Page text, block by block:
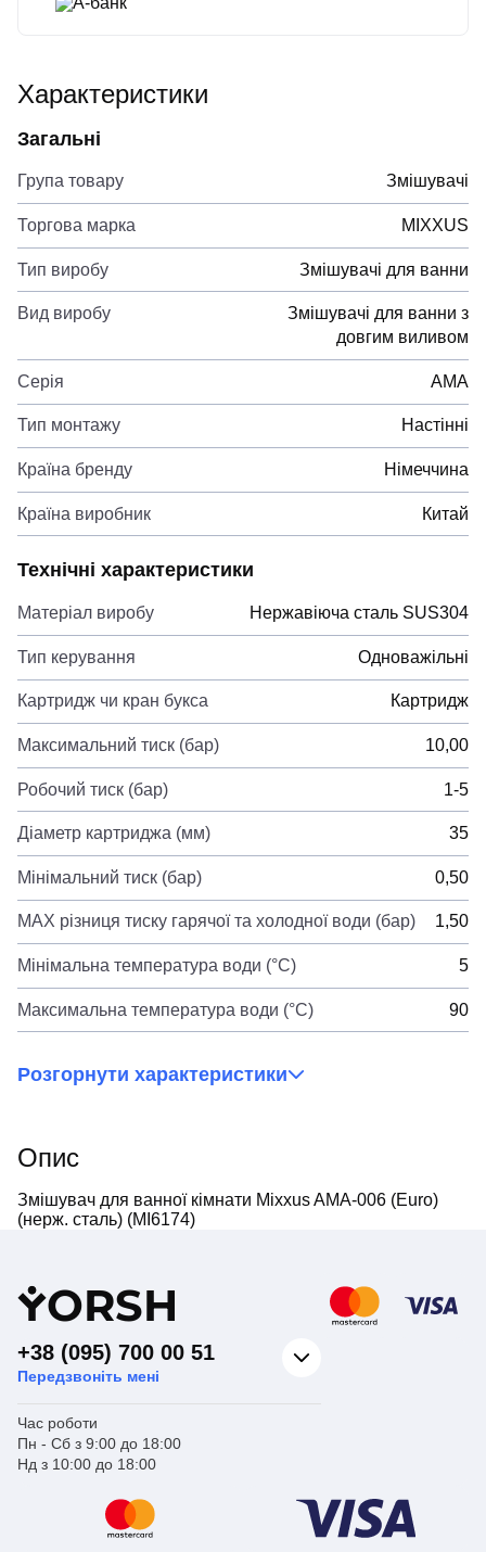
Характеристики
Загальні
Група товару Змішувачі
Торгова марка MIXXUS
Тип виробу Змішувачі для ванни
Вид виробу
Змішувачі для ванни з
довгим виливом
Серія AMA
Тип монтажу Настінні
Країна бренду Німеччина
Країна виробник Китай
Технічні характеристики
Матеріал виробу Нержавіюча сталь SUS304
Тип керування Одноважільні
Картридж чи кран букса Картридж
Максимальний тиск (бар) 10,00
Робочий тиск (бар) 1-5
Діаметр картриджа (мм) 35
Мінімальний тиск (бар) 0,50
MAX різниця тиску гарячої та холодної води (бар) 1,50
Мінімальна температура води (°C) 5
Максимальна температура води (°C) 90
Розгорнути характеристики
Опис
Змішувач для ванної кімнати Mixxus AMA-006 (Euro)
(нерж. сталь) (MI6174)
YORSH
+38 (095) 700 00 51
Передзвоніть мені
Час роботи
Пн - Сб з 9:00 до 18:00
Нд з 10:00 до 18:00